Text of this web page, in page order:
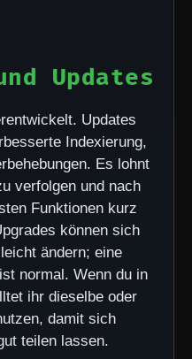
Updates
Updates
Indexierung,
Es lohnt
verfolgen und nach
Funktionen kurz
können sich
ändern; eine
normal. Wenn du in
ihr dieselbe oder
damit sich
teilen lassen.